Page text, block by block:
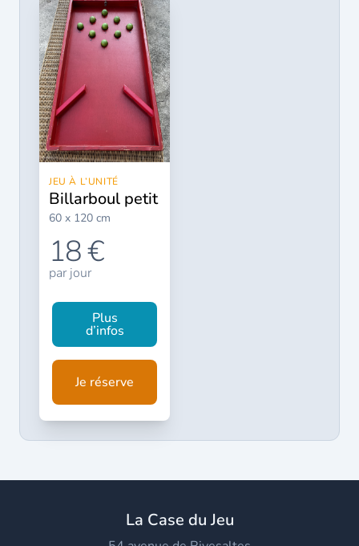
JEU À L’UNITÉ
billarboul petit
60 x 120 cm
18 €
par jour
Plus
d’infos
Je réserve
La Case du Jeu